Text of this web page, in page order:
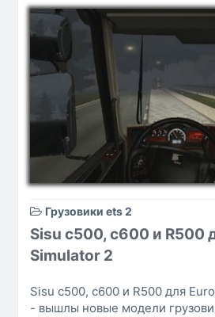
Грузовики ets 2
Sisu c500, c600 и R500
Simulator 2
Sisu c500, c600 и R500 для
- вышлы новые модели